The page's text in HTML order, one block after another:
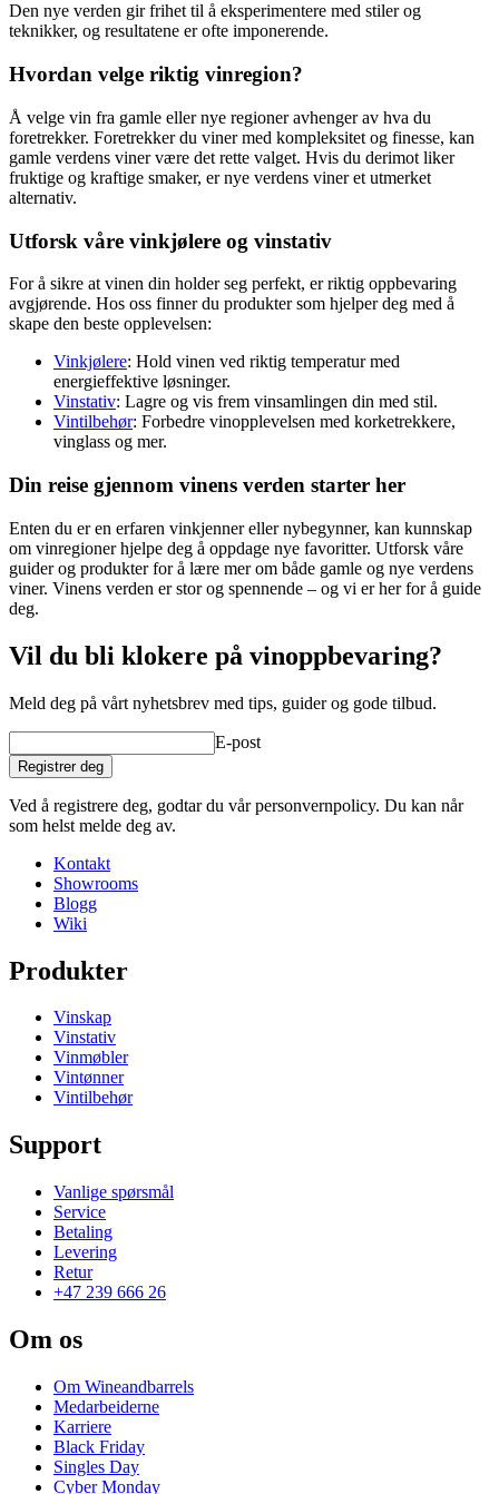
Den nye verden gir frihet til å eksperimentere med stiler og
teknikker, og resultatene er ofte imponerende.
Hvordan velge riktig vinregion?
Å velge vin fra gamle eller nye regioner avhenger av hva du
foretrekker. Foretrekker du viner med kompleksitet og finesse, kan
gamle verdens viner være det rette valget. Hvis du derimot liker
fruktige og kraftige smaker, er nye verdens viner et utmerket
alternativ.
Utforsk våre vinkjølere og vinstativ
For å sikre at vinen din holder seg perfekt, er riktig oppbevaring
avgjørende. Hos oss finner du produkter som hjelper deg med å
skape den beste opplevelsen:
Vinkjølere: Hold vinen ved riktig temperatur med
energieffektive løsninger.
Vinstativ: Lagre og vis frem vinsamlingen din med stil.
Vintilbehør: Forbedre vinopplevelsen med korketrekkere,
vinglass og mer.
Din reise gjennom vinens verden starter her
Enten du er en erfaren vinkjenner eller nybegynner, kan kunnskap
om vinregioner hjelpe deg å oppdage nye favoritter. Utforsk våre
guider og produkter for å lære mer om både gamle og nye verdens
viner. Vinens verden er stor og spennende – og vi er her for å guide
deg.
Vil du bli klokere på vinoppbevaring?
Meld deg på vårt nyhetsbrev med tips, guider og gode tilbud.
E-post
Registrer deg
Ved å registrere deg, godtar du vår personvernpolicy. Du kan når
som helst melde deg av.
Kontakt
Showrooms
Blogg
Wiki
Produkter
Vinskap
Vinstativ
Vinmøbler
Vintønner
Vintilbehør
Support
Vanlige spørsmål
Service
Betaling
Levering
Retur
+47 239 666 26
Om os
Om Wineandbarrels
Medarbeiderne
Karriere
Black Friday
Singles Day
Cyber Monday